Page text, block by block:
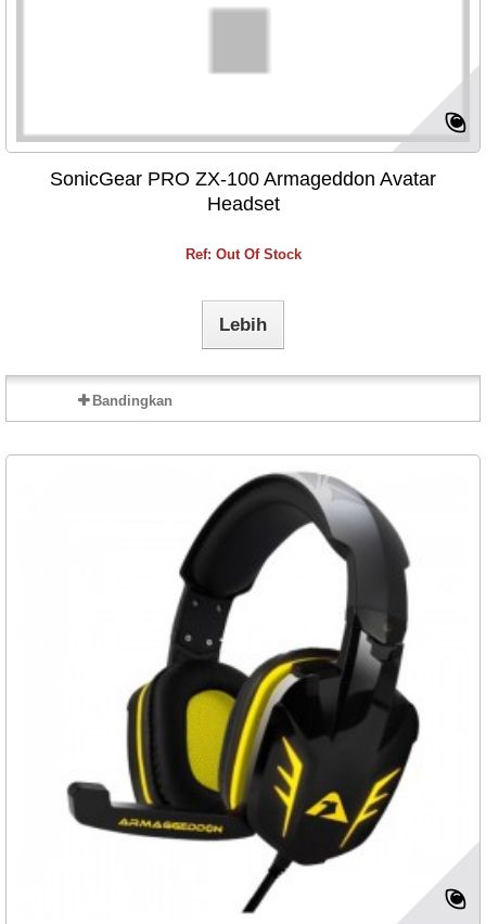
SonicGear PRO ZX-100 Armageddon Avatar
Headset
Ref: Out Of Stock
Lebih
Bandingkan